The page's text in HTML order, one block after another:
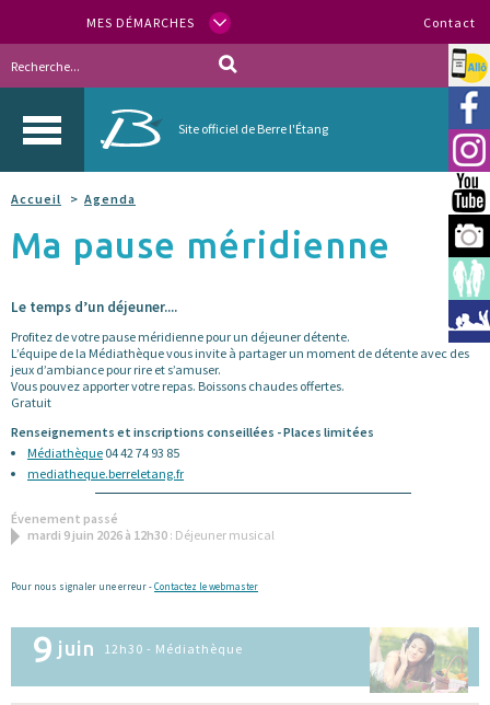
MES DÉMARCHES Contact
Site officiel de Berre l'Étang
Allo
Accueil Agenda
Ma pause méridienne
Le temps d’un déjeuner....
Profitez de votre pause méridienne pour un déjeuner détente.
L’équipe de la Médiathèque vous invite à partager un moment de détente avec des
jeux d’ambiance pour rire et s’amuser.
Vous pouvez apporter votre repas. Boissons chaudes offertes.
Gratuit
Renseignements et inscriptions conseillées - Places limitées
Médiathèque 04 42 74 93 85
mediatheque.berreletang.fr
Évenement passé
mardi 9 juin 2026 à 12h30 : Déjeuner musical
Pour nous signaler une erreur -Contactez le webmaster
9 juin 12h30 - Médiathèque